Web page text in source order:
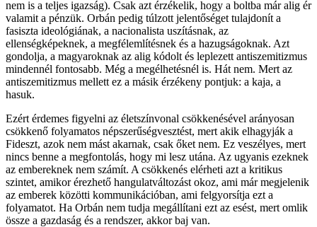
nem is a teljes igazság). Csak azt érzékelik, hogy a boltba már alig ér
valamit a pénzük. Orbán pedig túlzott jelentőséget tulajdonít a
fasiszta ideológiának, a nacionalista uszításnak, az
ellenségképeknek, a megfélemlítésnek és a hazugságoknak. Azt
gondolja, a magyaroknak az alig kódolt és leplezett antiszemitizmus
mindennél fontosabb. Még a megélhetésnél is. Hát nem. Mert az
antiszemitizmus mellett ez a másik érzékeny pontjuk: a kaja, a
hasuk.
Ezért érdemes figyelni az életszínvonal csökkenésével arányosan
csökkenő folyamatos népszerűségvesztést, mert akik elhagyják a
Fideszt, azok nem mást akarnak, csak őket nem. Ez veszélyes, mert
nincs benne a megfontolás, hogy mi lesz utána. Az ugyanis ezeknek
az embereknek nem számít. A csökkenés elérheti azt a kritikus
szintet, amikor érezhető hangulatváltozást okoz, ami már megjelenik
az emberek közötti kommunikációban, ami felgyorsítja ezt a
folyamatot. Ha Orbán nem tudja megállítani ezt az esést, mert omlik
össze a gazdaság és a rendszer, akkor baj van.